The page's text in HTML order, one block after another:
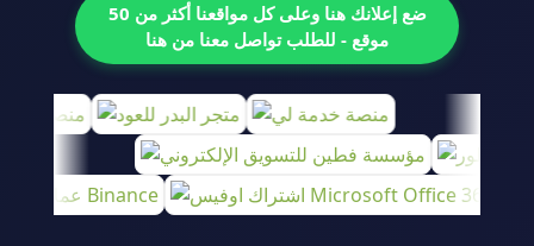
ضع إعلانك هنا وعلى كل مواقعنا أكثر من 50
موقع - للطلب تواصل معنا من هنا